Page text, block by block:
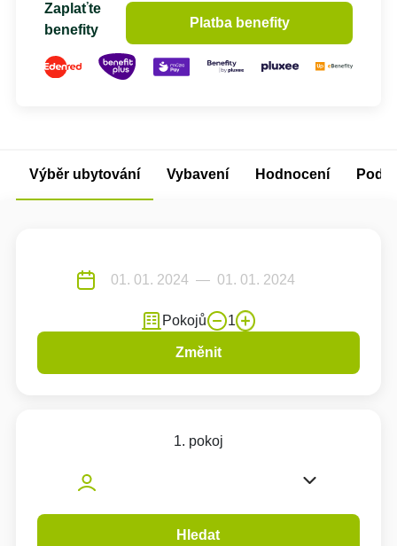
Zaplaťte
benefity
Platba benefity
Výběr ubytování Vybavení Hodnocení
Pokojů 1
Změnit
1. pokoj
Hledat